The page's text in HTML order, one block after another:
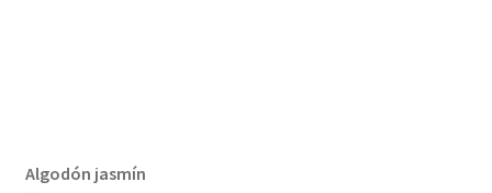
Algodón jasmín